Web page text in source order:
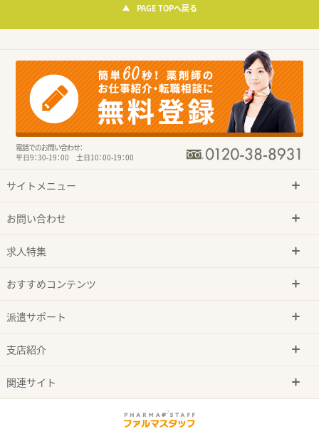
PAGE TOPへ戻る
電話でのお問い合わせ：
平日9：30-19：00 土日10：00-19：00
サイトメニュー
お問い合わせ
求人特集
おすすめコンテンツ
派遣サポート
支店紹介
関連サイト